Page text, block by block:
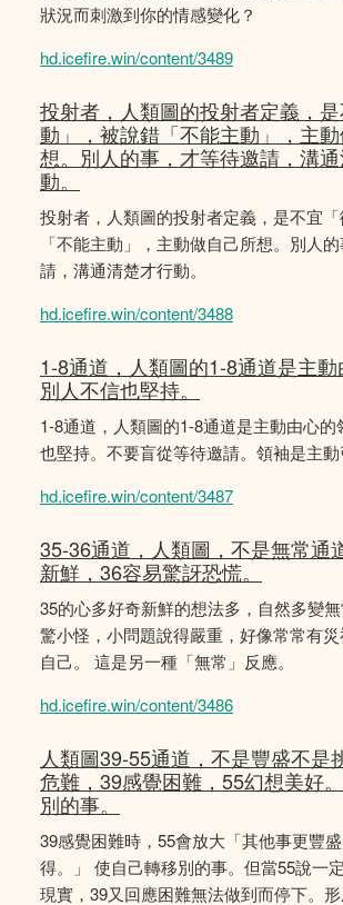
狀況而刺激到你的情感變化？
hd.icefire.win/content/3489
投射者，人類圖的投射者定義，
動」，被說錯「不能主動」，主
想。別人的事，才等待邀請，溝
動。
投射者，人類圖的投射者定義，是不宜
「不能主動」，主動做自己所想。別人
請，溝通清楚才行動。
hd.icefire.win/content/3488
1-8通道，人類圖的1-8通道是主動
別人不信也堅持。
1-8通道，人類圖的1-8通道是主動由心
也堅持。不要盲從等待邀請。領袖是主動
hd.icefire.win/content/3487
35-36通道，人類圖，不是無常通
新鮮，36容易驚訝恐慌。
35的心多好奇新鮮的想法多，自然多變
驚小怪，小問題說得嚴重，好像常常有
自己。 這是另一種「無常」反應。
hd.icefire.win/content/3486
人類圖39-55通道，不是豐盛不是
危難，39感覺困難，55幻想美好
別的事。
39感覺困難時，55會放大「其他事更豐
得。」 使自己轉移別的事。但當55說一
現實，39又回應困難無法做到而停下。